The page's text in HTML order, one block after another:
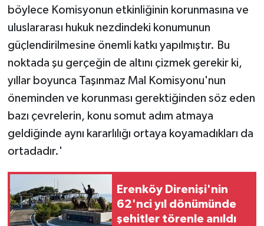
böylece Komisyonun etkinliğinin korunmasına ve
uluslararası hukuk nezdindeki konumunun
güçlendirilmesine önemli katkı yapılmıştır. Bu
noktada şu gerçeğin de altını çizmek gerekir ki,
yıllar boyunca Taşınmaz Mal Komisyonu'nun
öneminden ve korunması gerektiğinden söz eden
bazı çevrelerin, konu somut adım atmaya
geldiğinde aynı kararlılığı ortaya koyamadıkları da
ortadadır.'
Erenköy Direnişi'nin
62'nci yıl dönümünde
şehitler törenle anıldı